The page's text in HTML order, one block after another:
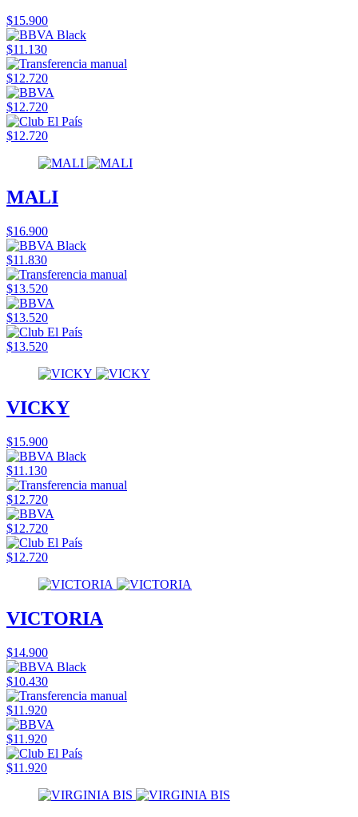
$15.900
$11.130
$12.720
$12.720
$12.720
MALI
$16.900
$11.830
$13.520
$13.520
$13.520
VICKY
$15.900
$11.130
$12.720
$12.720
$12.720
VICTORIA
$14.900
$10.430
$11.920
$11.920
$11.920